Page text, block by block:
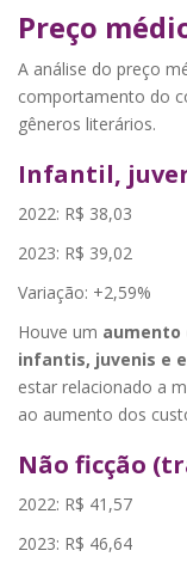
Preço
A análise do preço
comportamento do
gêneros literários.
Infantil,
2022: R$ 38,03
2023: R$ 39,02
Variação: +2,59%
Houve um aumento
infantis, juvenis e
estar relacionado a
ao aumento dos
Não ficção
2022: R$ 41,57
2023: R$ 46,64